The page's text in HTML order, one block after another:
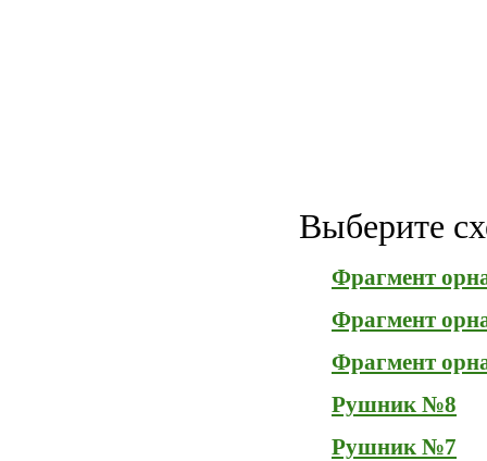
Выберите
Фрагмент
Фрагмент
Фрагмент
Рушник №8
Рушник №7